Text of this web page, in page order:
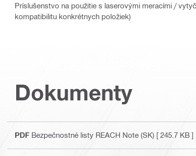
Príslušenstvo na použitie s laserovými meracími /
kompatibilitu konkrétnych položiek)
Dokumenty
PDF Bezpečnostné listy REACH Note (SK) [ 245.7 KB ]